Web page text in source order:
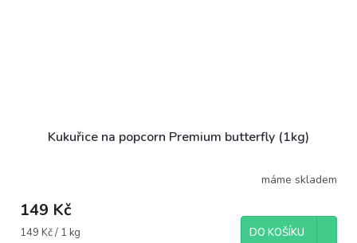
Kukuřice na popcorn Premium butterfly (1kg)
máme skladem
149 Kč
Měrná
149 Kč / 1 kg DO KOŠÍKU